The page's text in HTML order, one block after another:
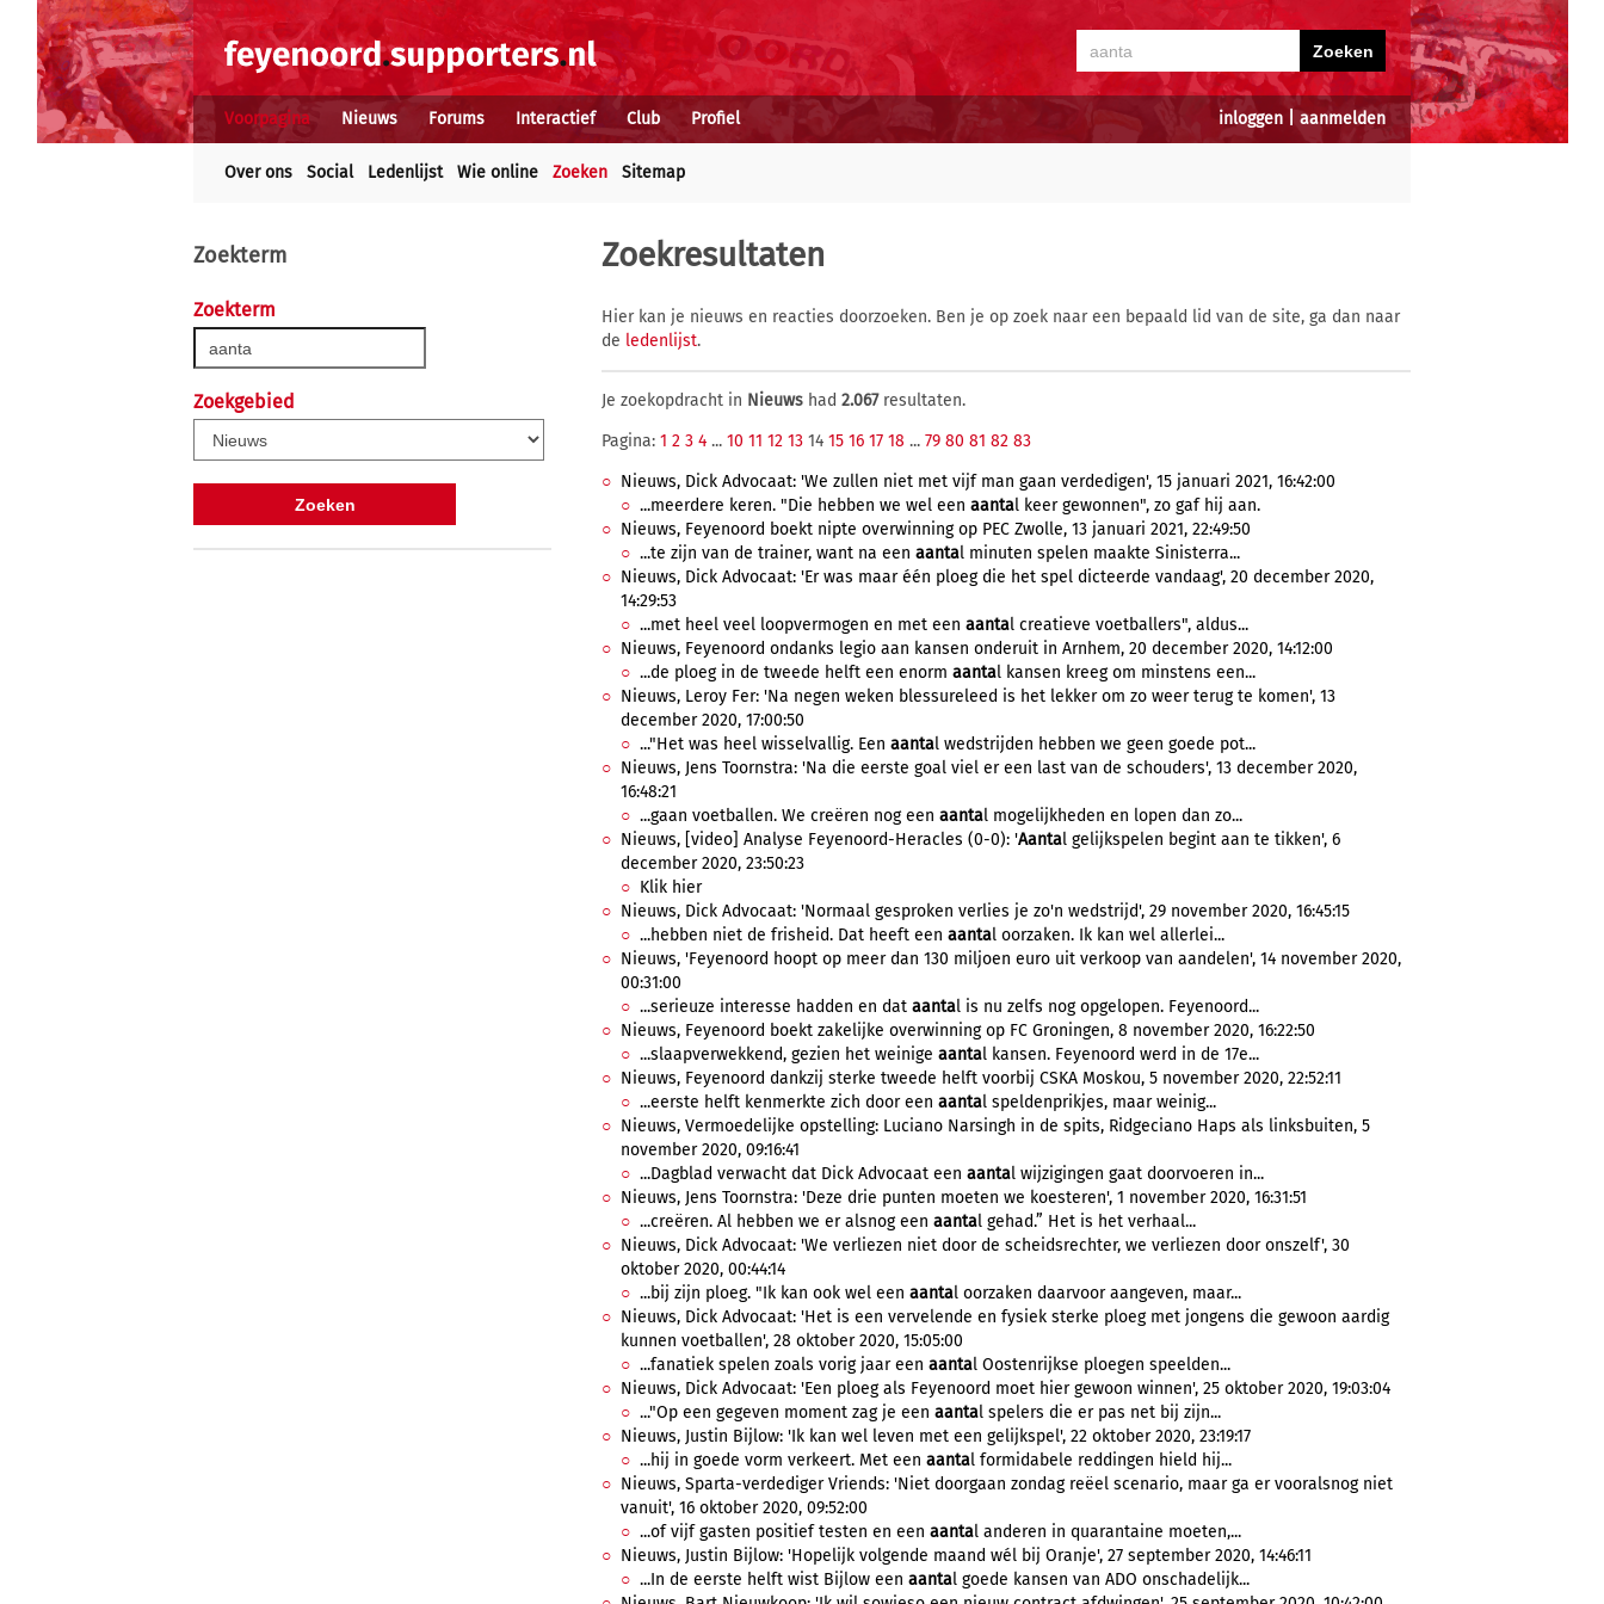
inloggen aanmelden
Voorpagina Nieuws Forums Interactief Club Profiel
Over ons Social Ledenlijst Wie online Zoeken Sitemap
Zoekterm
Zoekterm
Zoekgebied
Zoekresultaten
Hier kan je nieuws en reacties doorzoeken. Ben je op zoek naar een bepaald lid van de site, ga dan naar
de ledenlijst.
Je zoekopdracht in Nieuws had 2.067resultaten.
Pagina: 1 2 3 4 ... 10 11 12 13 14 15 16 17 18 ... 79 80 81 82 83
Nieuws, Dick Advocaat: 'We zullen niet met vijf man gaan verdedigen', 15 januari 2021, 16:42:00
...meerdere keren. "Die hebben we wel een aantal keer gewonnen", zo gaf hij aan.
Nieuws, Feyenoord boekt nipte overwinning op PEC Zwolle, 13 januari 2021, 22:49:50
...te zijn van de trainer, want na een aantal minuten spelen maakte Sinisterra...
Nieuws, Dick Advocaat: 'Er was maar één ploeg die het spel dicteerde vandaag', 20 december 2020,
14:29:53
...met heel veel loopvermogen en met een aantal creatieve voetballers", aldus...
Nieuws, Feyenoord ondanks legio aan kansen onderuit in Arnhem, 20 december 2020, 14:12:00
...de ploeg in de tweede helft een enorm aantal kansen kreeg om minstens een...
Nieuws, Leroy Fer: 'Na negen weken blessureleed is het lekker om zo weer terug te komen', 13
december 2020, 17:00:50
..."Het was heel wisselvallig. Een aantal wedstrijden hebben we geen goede pot...
Nieuws, Jens Toornstra: 'Na die eerste goal viel er een last van de schouders', 13 december 2020,
16:48:21
...gaan voetballen. We creëren nog een aantal mogelijkheden en lopen dan zo...
Nieuws, [video] Analyse Feyenoord-Heracles (0-0): 'Aantal gelijkspelen begint aan te tikken', 6
december 2020, 23:50:23
Klik hier
Nieuws, Dick Advocaat: 'Normaal gesproken verlies je zo'n wedstrijd', 29 november 2020, 16:45:15
...hebben niet de frisheid. Dat heeft een aantal oorzaken. Ik kan wel allerlei...
Nieuws, 'Feyenoord hoopt op meer dan 130 miljoen euro uit verkoop van aandelen', 14 november 2020,
00:31:00
...serieuze interesse hadden en dat aantal is nu zelfs nog opgelopen. Feyenoord...
Nieuws, Feyenoord boekt zakelijke overwinning op FC Groningen, 8 november 2020, 16:22:50
...slaapverwekkend, gezien het weinige aantal kansen. Feyenoord werd in de 17e...
Nieuws, Feyenoord dankzij sterke tweede helft voorbij CSKA Moskou, 5 november 2020, 22:52:11
...eerste helft kenmerkte zich door een aantal speldenprikjes, maar weinig...
Nieuws, Vermoedelijke opstelling: Luciano Narsingh in de spits, Ridgeciano Haps als linksbuiten, 5
november 2020, 09:16:41
...Dagblad verwacht dat Dick Advocaat een aantal wijzigingen gaat doorvoeren in...
Nieuws, Jens Toornstra: 'Deze drie punten moeten we koesteren', 1 november 2020, 16:31:51
...creëren. Al hebben we er alsnog een aantal gehad.” Het is het verhaal...
Nieuws, Dick Advocaat: 'We verliezen niet door de scheidsrechter, we verliezen door onszelf', 30
oktober 2020, 00:44:14
...bij zijn ploeg. "Ik kan ook wel een aantal oorzaken daarvoor aangeven, maar...
Nieuws, Dick Advocaat: 'Het is een vervelende en fysiek sterke ploeg met jongens die gewoon aardig
kunnen voetballen', 28 oktober 2020, 15:05:00
...fanatiek spelen zoals vorig jaar een aantal Oostenrijkse ploegen speelden...
Nieuws, Dick Advocaat: 'Een ploeg als Feyenoord moet hier gewoon winnen', 25 oktober 2020, 19:03:04
..."Op een gegeven moment zag je een aantal spelers die er pas net bij zijn...
Nieuws, Justin Bijlow: 'Ik kan wel leven met een gelijkspel', 22 oktober 2020, 23:19:17
...hij in goede vorm verkeert. Met een aantal formidabele reddingen hield hij...
Nieuws, Sparta-verdediger Vriends: 'Niet doorgaan zondag reëel scenario, maar ga er vooralsnog niet
vanuit', 16 oktober 2020, 09:52:00
...of vijf gasten positief testen en een aantal anderen in quarantaine moeten,...
Nieuws, Justin Bijlow: 'Hopelijk volgende maand wél bij Oranje', 27 september 2020, 14:46:11
...In de eerste helft wist Bijlow een aantal goede kansen van ADO onschadelijk...